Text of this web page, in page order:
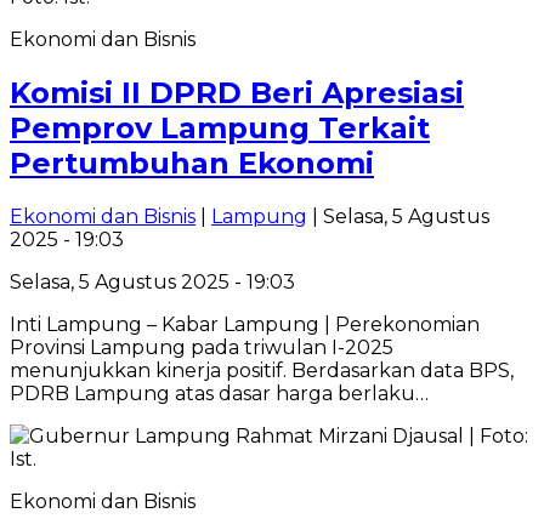
Ekonomi dan Bisnis
Komisi II DPRD Beri Apresiasi
Pemprov Lampung Terkait
Pertumbuhan Ekonomi
Ekonomi dan Bisnis Lampung
| Selasa, 5 Agustus
2025 - 19:03
Selasa, 5 Agustus 2025 - 19:03
Inti Lampung – Kabar Lampung | Perekonomian
Provinsi Lampung pada triwulan I-2025
menunjukkan kinerja positif. Berdasarkan data BPS,
PDRB Lampung atas dasar harga berlaku…
Ekonomi dan Bisnis